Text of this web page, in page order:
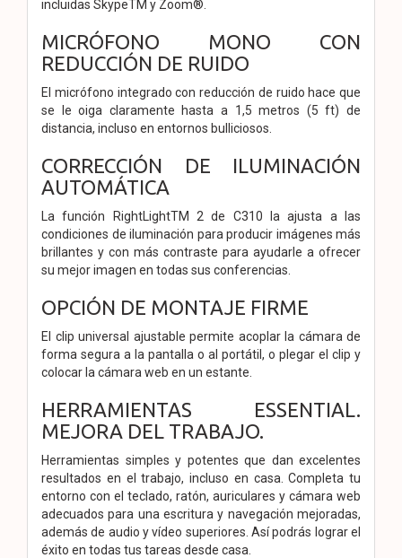
incluidas SkypeTM y Zoom®.
MICRÓFONO MONO CON
REDUCCIÓN DE RUIDO
El micrófono integrado con reducción de ruido hace que
se le oiga claramente hasta a 1,5 metros (5 ft) de
distancia, incluso en entornos bulliciosos.
CORRECCIÓN DE ILUMINACIÓN
AUTOMÁTICA
La función RightLightTM 2 de C310 la ajusta a las
condiciones de iluminación para producir imágenes más
brillantes y con más contraste para ayudarle a ofrecer
su mejor imagen en todas sus conferencias.
OPCIÓN DE MONTAJE FIRME
El clip universal ajustable permite acoplar la cámara de
forma segura a la pantalla o al portátil, o plegar el clip y
colocar la cámara web en un estante.
HERRAMIENTAS ESSENTIAL.
MEJORA DEL TRABAJO.
Herramientas simples y potentes que dan excelentes
resultados en el trabajo, incluso en casa. Completa tu
entorno con el teclado, ratón, auriculares y cámara web
adecuados para una escritura y navegación mejoradas,
además de audio y vídeo superiores. Así podrás lograr el
éxito en todas tus tareas desde casa.